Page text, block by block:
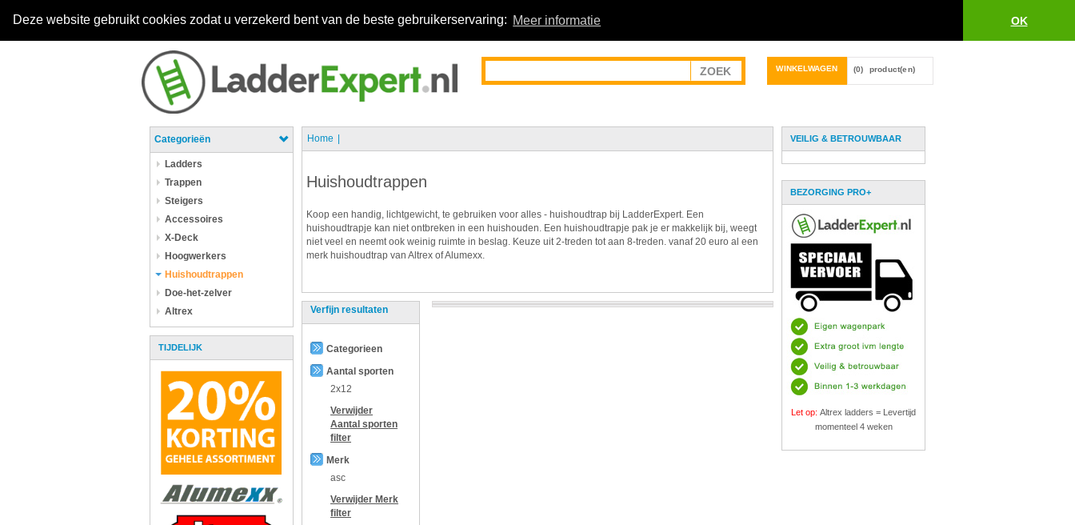
Deze website gebruikt cookies zodat u verzekerd bent van de beste gebruikerservaring: Meer informatie OK
WINKELWAGEN (0) product(en)
Categorieën
Ladders
Trappen
Steigers
Accessoires
X-Deck
Hoogwerkers
Huishoudtrappen
Doe-het-zelver
Altrex
TIJDELIJK
Home
Huishoudtrappen
Koop een handig, lichtgewicht, te gebruiken voor alles - huishoudtrap bij LadderExpert. Een
huishoudtrapje kan niet ontbreken in een huishouden. Een huishoudtrapje pak je er makkelijk bij, weegt
niet veel en neemt ook weinig ruimte in beslag. Keuze uit 2-treden tot aan 8-treden. vanaf 20 euro al een
merk huishoudtrap van Altrex of Alumexx.
Verfijn resultaten
Categorieen
Aantal sporten
2x12
Verwijder
Aantal sporten
filter
Merk
asc
Verwijder Merk
filter
VEILIG & BETROUWBAAR
BEZORGING PRO+
Let op: Altrex ladders = Levertijd
momenteel 4 weken